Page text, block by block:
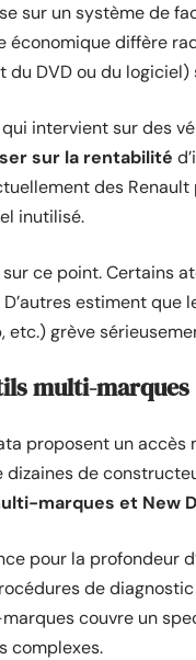
sur un système de
économique diffère
du DVD ou du
intervient sur des
sur la rentabilité
des
inutilisé.
ce point. Certains
estiment
etc.) grève
multi-marques
proposent un
de
marques et New
pour la profondeur
de
couvre un
complexes.